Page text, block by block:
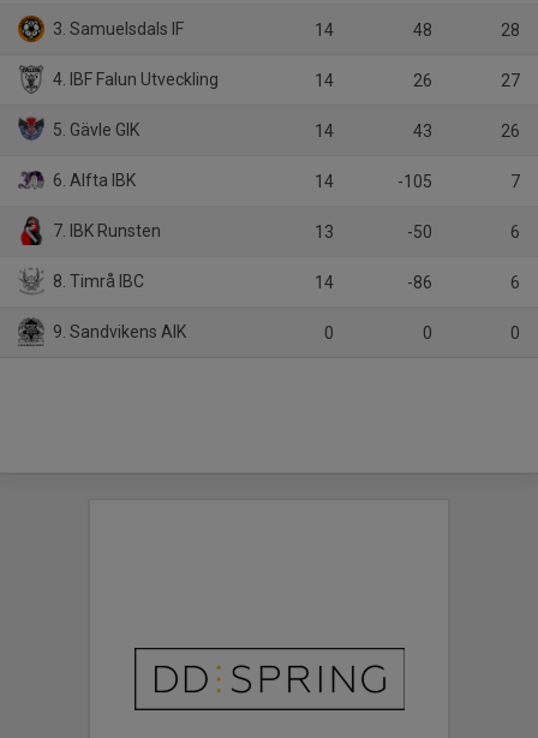
3. Samuelsdals IF 14 48 28
4. IBF Falun Utveckling 14 26 27
5. Gävle GIK 14 43 26
6. Alfta IBK 14 -105 7
7. IBK Runsten 13 -50 6
8. Timrå IBC 14 -86 6
9. Sandvikens AIK 0 0 0